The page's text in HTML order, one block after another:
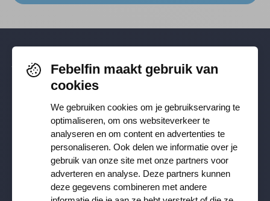
Volg je ons al? Blijf op de hoogte via
Facebook,TikTok
Instagram.
Ontvang onze nieuwsbrief
Febelfin maakt gebruik van
cookies
We gebruiken cookies om je gebruikservaring te
optimaliseren, om ons websiteverkeer te
analyseren en om content en advertenties te
personaliseren. Ook delen we informatie over je
gebruik van onze site met onze partners voor
adverteren en analyse. Deze partners kunnen
deze gegevens combineren met andere